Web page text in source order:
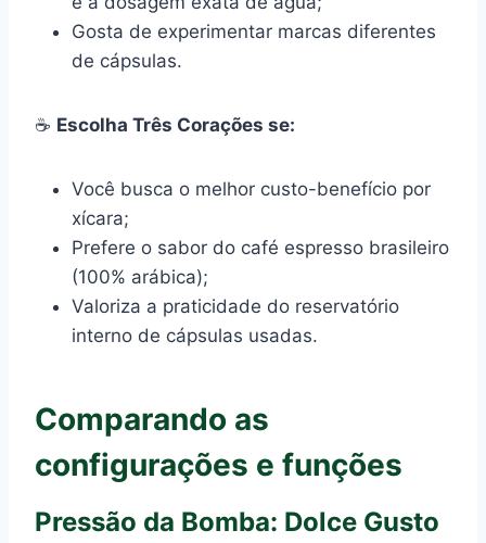
Gosta de experimentar marcas diferentes
de cápsulas.
☕ Escolha Três Corações se:
Você busca o melhor custo-benefício por
xícara;
Prefere o sabor do café espresso brasileiro
(100% arábica);
Valoriza a praticidade do reservatório
interno de cápsulas usadas.
Comparando as
configurações e funções
Pressão da Bomba: Dolce Gusto